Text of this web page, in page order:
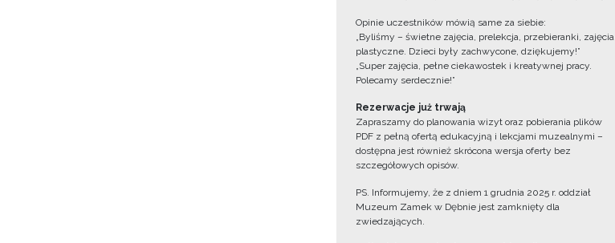
Opinie uczestników mówią same za siebie:
„Byliśmy – świetne zajęcia, prelekcja, przebieranki, zajęcia
plastyczne. Dzieci były zachwycone, dziękujemy!”
„Super zajęcia, pełne ciekawostek i kreatywnej pracy.
Polecamy serdecznie!”
Rezerwacje już trwają
Zapraszamy do planowania wizyt oraz pobierania plików
PDF z pełną ofertą edukacyjną i lekcjami muzealnymi –
dostępna jest również skrócona wersja oferty bez
szczegółowych opisów.
PS. Informujemy, że z dniem 1 grudnia 2025 r. oddział
Muzeum Zamek w Dębnie jest zamknięty dla
zwiedzających.